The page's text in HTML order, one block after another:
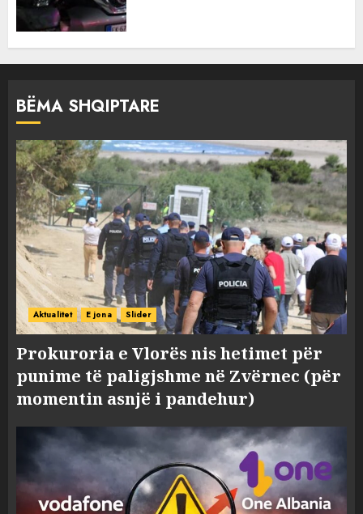
BËMA SHQIPTARE
Aktualitet E jona Slider
Prokuroria e Vlorës nis hetimet për
punime të paligjshme në Zvërnec (për
momentin asnjë i pandehur)